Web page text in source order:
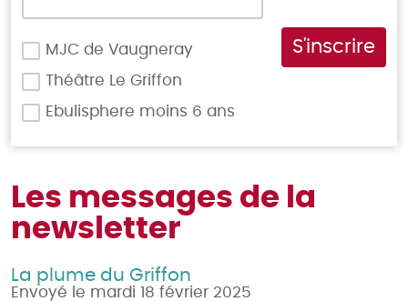
MJC de Vaugneray
Théâtre Le Griffon
Ebulisphere moins 6 ans
Les messages de la
newsletter
La plume du Griffon
Envoyé le mardi 18 février 2025